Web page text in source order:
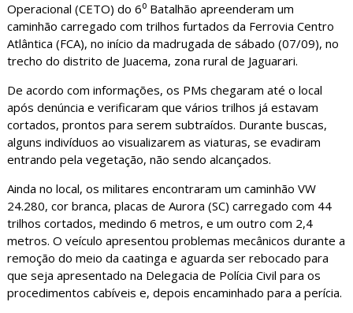
Operacional (CETO) do 6⁰ Batalhão apreenderam um
caminhão carregado com trilhos furtados da Ferrovia Centro
Atlântica (FCA), no início da madrugada de sábado (07/09), no
trecho do distrito de Juacema, zona rural de Jaguarari.
De acordo com informações, os PMs chegaram até o local
após denúncia e verificaram que vários trilhos já estavam
cortados, prontos para serem subtraídos. Durante buscas,
alguns indivíduos ao visualizarem as viaturas, se evadiram
entrando pela vegetação, não sendo alcançados.
Ainda no local, os militares encontraram um caminhão VW
24.280, cor branca, placas de Aurora (SC) carregado com 44
trilhos cortados, medindo 6 metros, e um outro com 2,4
metros. O veículo apresentou problemas mecânicos durante a
remoção do meio da caatinga e aguarda ser rebocado para
que seja apresentado na Delegacia de Polícia Civil para os
procedimentos cabíveis e, depois encaminhado para a perícia.